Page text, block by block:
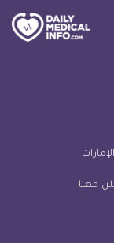
معنا